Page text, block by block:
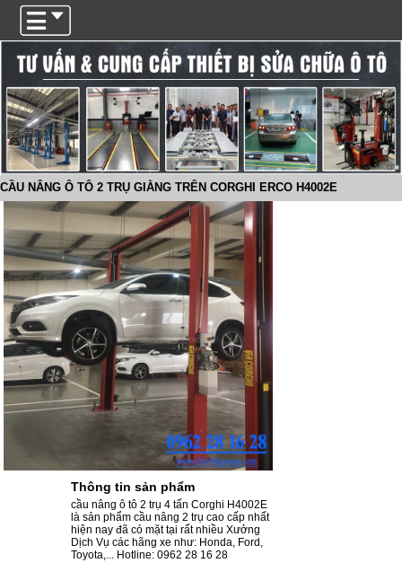
CẦU NÂNG Ô TÔ 2 TRỤ GIẰNG TRÊN CORGHI ERCO H4002E
Thông tin sản phẩm
cầu nâng ô tô 2 trụ 4 tấn Corghi H4002E
là sản phẩm cầu nâng 2 trụ cao cấp nhất
hiện nay đã có mặt tại rất nhiều Xưởng
Dịch Vụ các hãng xe như: Honda, Ford,
Toyota,... Hotline: 0962 28 16 28